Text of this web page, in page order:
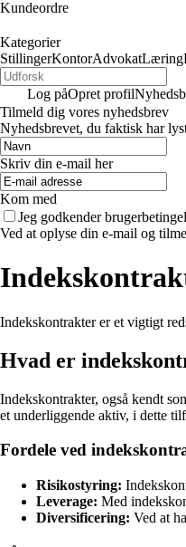
Kundeordre
Kategorier
StillingerKontorAdvokatLæring
Log påOpret profil
Tilmeld dig vores nyhedsbrev
Nyhedsbrevet, du faktisk har
Skriv din e-mail her
Kom med
Jeg godkender
Ved at oplyse din e-mail og
Indekskontrakter er et vigtigt
Hvad er
Indekskontrakter, også kendt
et underliggende aktiv, i dette
Fordele ved
Risikostyring:
Leverage: Med
Diversificering: Ved at